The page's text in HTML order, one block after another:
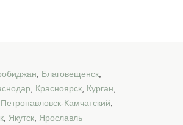
Благовещенск
Красноярск Курган
Петропавловск-Камчатский
Якутск Ярославль